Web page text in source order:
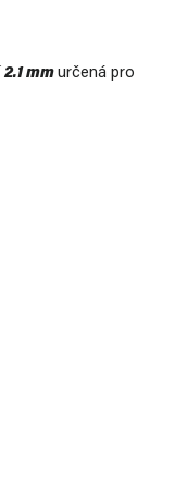
2.1 mm určená pro